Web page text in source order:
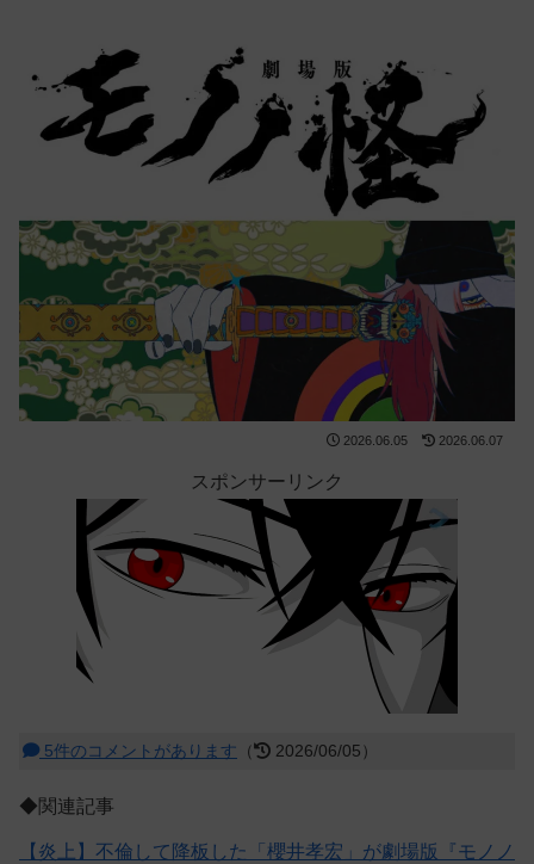
2026.06.05 2026.06.07
スポンサーリンク
5件のコメントがあります （ 2026/06/05）
◆関連記事
【炎上】不倫して降板した「櫻井孝宏」が劇場版『モノノ